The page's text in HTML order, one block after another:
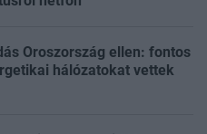
Oroszország ellen: fontos
hálózatokat vettek